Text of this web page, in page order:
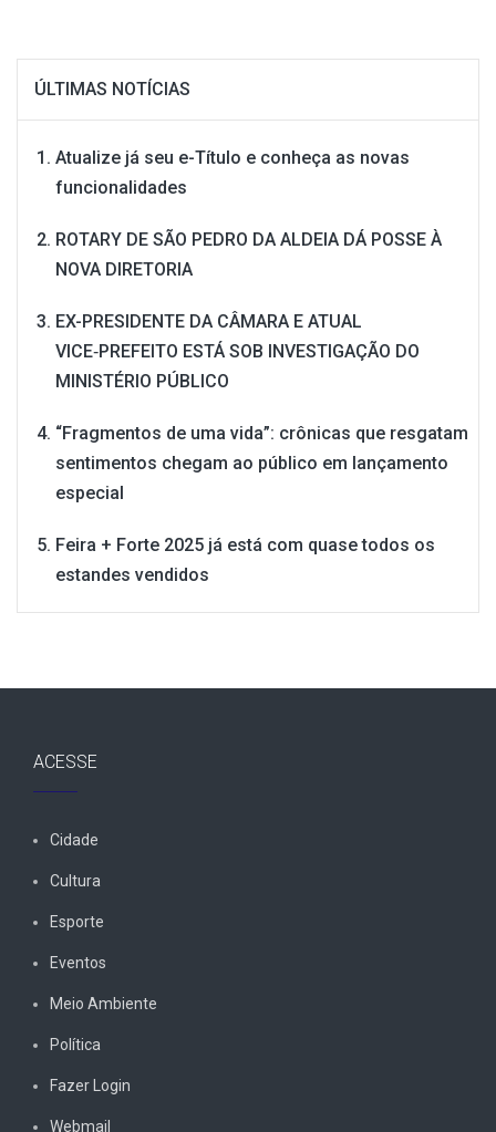
ÚLTIMAS NOTÍCIAS
Atualize já seu e-Título e conheça as novas
funcionalidades
ROTARY DE SÃO PEDRO DA ALDEIA DÁ POSSE À
NOVA DIRETORIA
EX-PRESIDENTE DA CÂMARA E ATUAL
VICE‑PREFEITO ESTÁ SOB INVESTIGAÇÃO DO
MINISTÉRIO PÚBLICO
“Fragmentos de uma vida”: crônicas que resgatam
sentimentos chegam ao público em lançamento
especial
Feira + Forte 2025 já está com quase todos os
estandes vendidos
ACESSE
Cidade
Cultura
Esporte
Eventos
Meio Ambiente
Política
Fazer Login
Webmail